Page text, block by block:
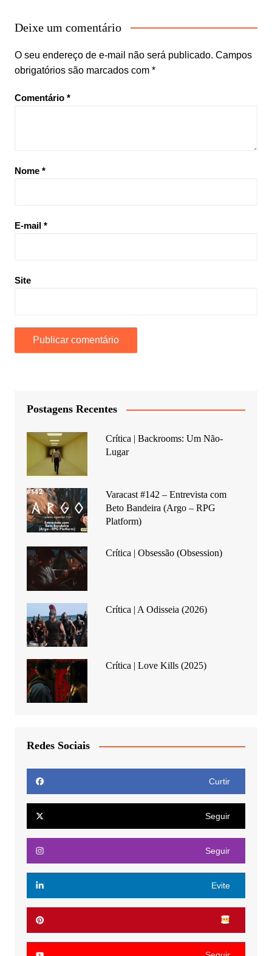
Deixe um comentário
O seu endereço de e-mail não será publicado. Campos
obrigatórios são marcados com *
Comentário *
Nome *
E-mail *
Site
Postagens Recentes
Crítica | Backrooms: Um Não-
Lugar
Varacast #142 – Entrevista com
Beto Bandeira (Argo – RPG
Platform)
Crítica | Obsessão (Obsession)
Crítica | A Odisseia (2026)
Crítica | Love Kills (2025)
Redes Sociais
Curtir
Seguir
Seguir
Evite